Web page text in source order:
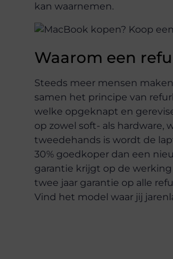
kan waarnemen.
Waarom een
Steeds meer mensen
samen het principe van
welke opgeknapt en
op zowel soft- als hardware,
tweedehands is wordt de
30% goedkoper dan een
garantie krijgt op de
twee jaar garantie op alle
Vind het model waar jij